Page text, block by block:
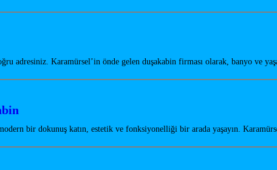
adresiniz. Karamürsel’in önde gelen duşakabin firması olarak, banyo ve
bir dokunuş katın, estetik ve fonksiyonelliği bir arada yaşayın.